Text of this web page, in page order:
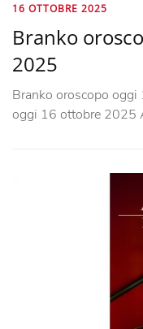
16 OTTOBRE 2025
Branko
2025
Branko oroscopo
oggi 16 ottobre 2025